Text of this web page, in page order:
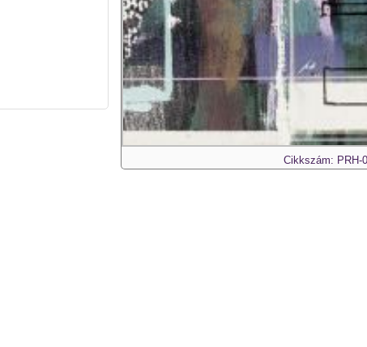
Cikkszám: PRH-